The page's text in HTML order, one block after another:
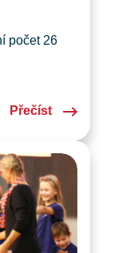
počet 26
Přečíst